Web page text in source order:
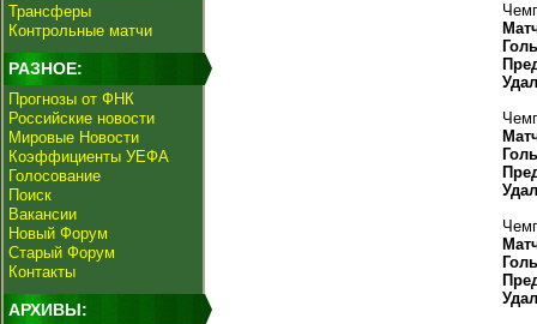
Трансферы
Контрольные матчи
РАЗНОЕ:
Прогнозы от ФНК
Российские новости
Мировые Новости
Коэффициенты УЕФА
Голосование
Поиск
Вакансии
Новый Форум
Старый Форум
Контакты
АРХИВЫ: